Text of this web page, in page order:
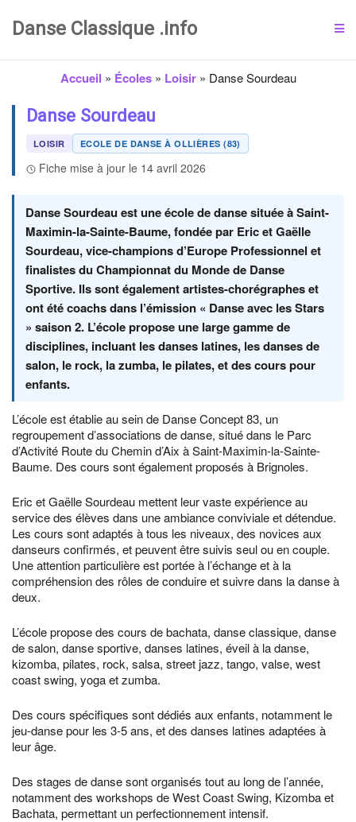
Danse Classique .info
Accueil » Écoles» Loisir» Danse Sourdeau
Danse Sourdeau
LOISIR ECOLE DE DANSE À OLLIÈRES (83)
Fiche mise à jour le 14 avril 2026
Danse Sourdeau est une école de danse située à Saint-
Maximin-la-Sainte-Baume, fondée par Eric et Gaëlle
Sourdeau, vice-champions d’Europe Professionnel et
finalistes du Championnat du Monde de Danse
Sportive. Ils sont également artistes-chorégraphes et
ont été coachs dans l’émission « Danse avec les Stars
» saison 2. L’école propose une large gamme de
disciplines, incluant les danses latines, les danses de
salon, le rock, la zumba, le pilates, et des cours pour
enfants.
L’école est établie au sein de Danse Concept 83, un
regroupement d’associations de danse, situé dans le Parc
d’Activité Route du Chemin d’Aix à Saint-Maximin-la-Sainte-
Baume. Des cours sont également proposés à Brignoles.
Eric et Gaëlle Sourdeau mettent leur vaste expérience au
service des élèves dans une ambiance conviviale et détendue.
Les cours sont adaptés à tous les niveaux, des novices aux
danseurs confirmés, et peuvent être suivis seul ou en couple.
Une attention particulière est portée à l’échange et à la
compréhension des rôles de conduire et suivre dans la danse à
deux.
L’école propose des cours de bachata, danse classique, danse
de salon, danse sportive, danses latines, éveil à la danse,
kizomba, pilates, rock, salsa, street jazz, tango, valse, west
coast swing, yoga et zumba.
Des cours spécifiques sont dédiés aux enfants, notamment le
jeu-danse pour les 3-5 ans, et des danses latines adaptées à
leur âge.
Des stages de danse sont organisés tout au long de l’année,
notamment des workshops de West Coast Swing, Kizomba et
Bachata, permettant un perfectionnement intensif.